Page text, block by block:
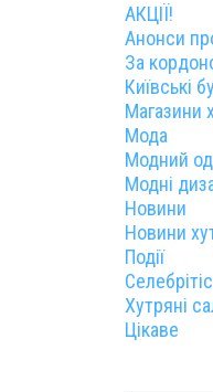
АКЦІЇ!
Анонси
За
Київські
Магазини
Мода
Модний
Модні
Новини
Новини
Події
Хутряні
Цікаве